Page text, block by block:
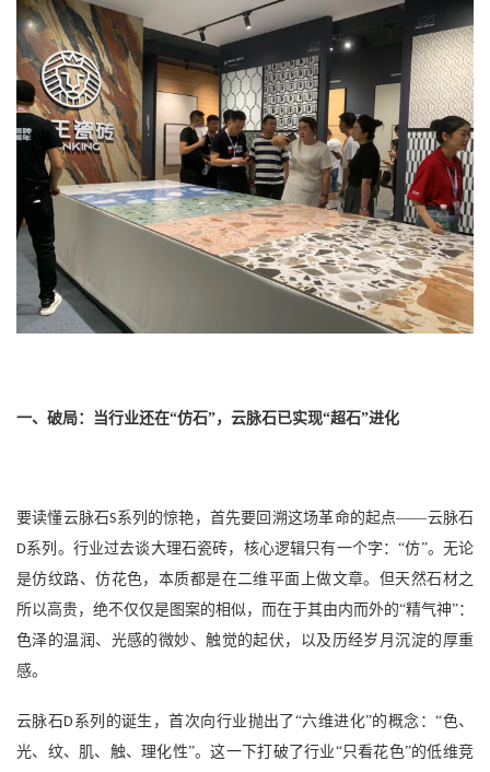
一、破局：当行业还在“仿石”，云脉石已实现“超石”进化
要读懂云脉石S系列的惊艳，首先要回溯这场革命的起点——云脉石
D系列。行业过去谈大理石瓷砖，核心逻辑只有一个字：“仿”。无论
是仿纹路、仿花色，本质都是在二维平面上做文章。但天然石材之
所以高贵，绝不仅仅是图案的相似，而在于其由内而外的“精气神”：
色泽的温润、光感的微妙、触觉的起伏，以及历经岁月沉淀的厚重
感。
云脉石D系列的诞生，首次向行业抛出了“六维进化”的概念：“色、
光、纹、肌、触、理化性”。这一下打破了行业“只看花色”的低维竞